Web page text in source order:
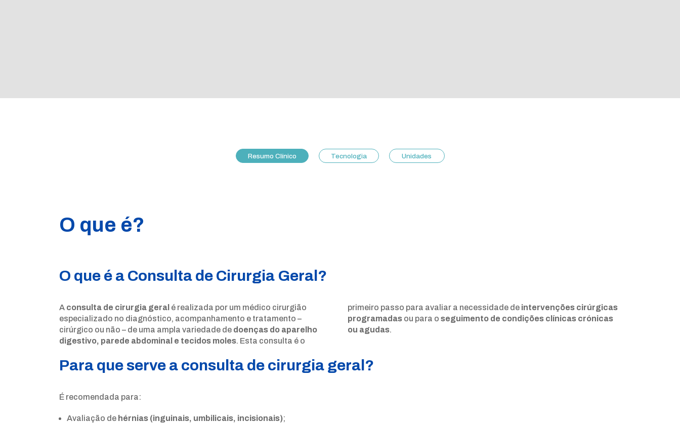
Resumo Clínico Tecnologia Unidades
O que é?
O que é a Consulta de Cirurgia Geral?
A consulta de cirurgia geral é realizada por um médico cirurgião
especializado no diagnóstico, acompanhamento e tratamento –
cirúrgico ou não – de uma ampla variedade de doenças do aparelho
digestivo, parede abdominal e tecidos moles. Esta consulta é o
primeiro passo para avaliar a necessidade de intervenções cirúrgicas
programadas ou para o seguimento de condições clínicas crónicas
ou agudas.
Para que serve a consulta de cirurgia geral?
É recomendada para:
Avaliação de hérnias (inguinais, umbilicais, incisionais);